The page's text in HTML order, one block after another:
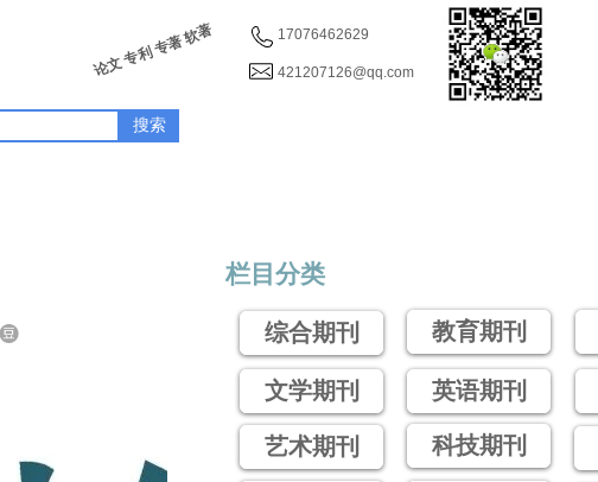
17076462629
421207126@qq.com
论文 专利 专著 软著
搜索
文学期刊
栏目分类
综合期刊
艺术期刊
教育期刊
英语期刊
科技期刊